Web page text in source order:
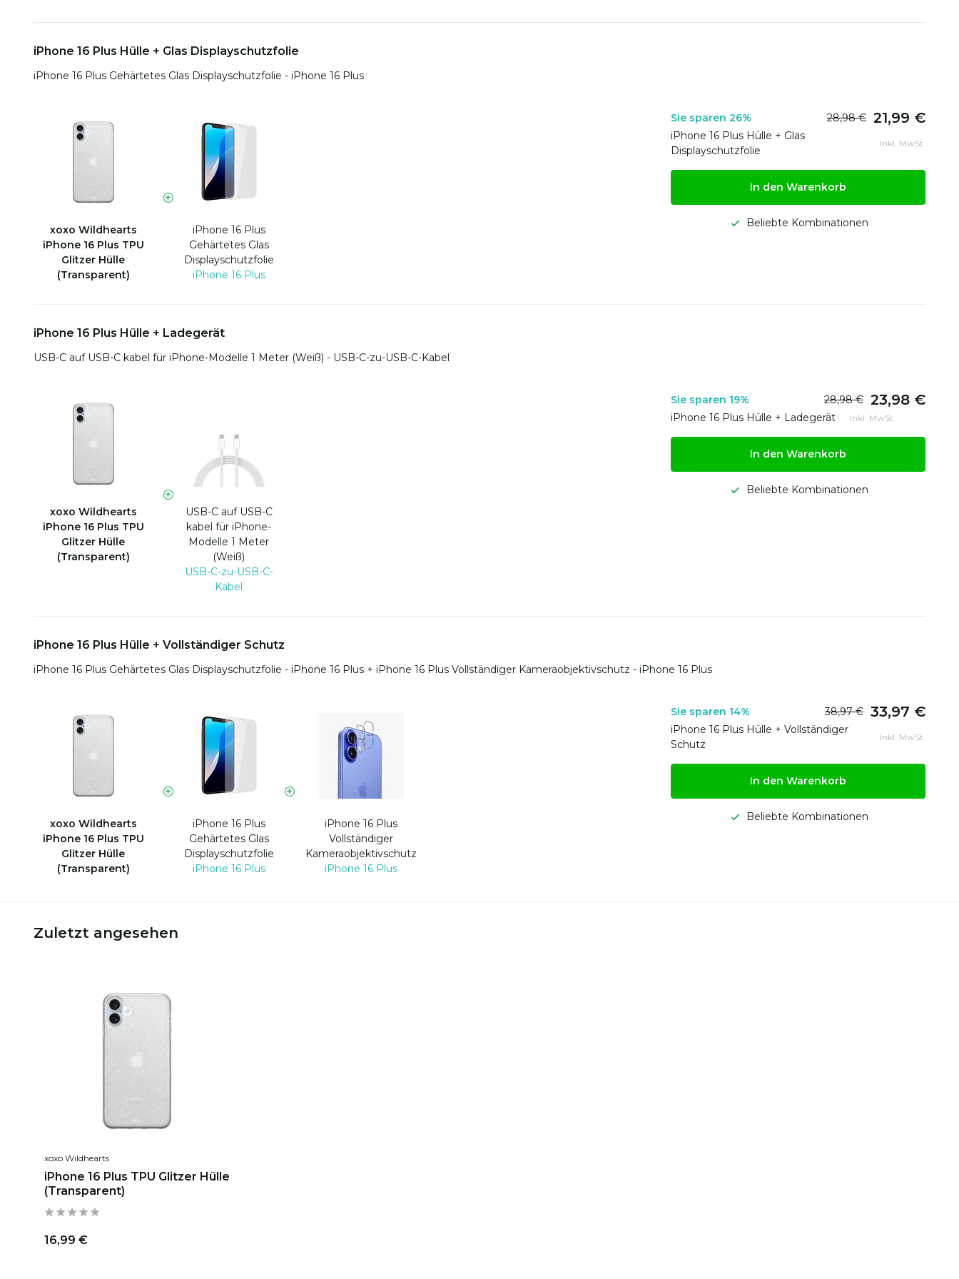
iPhone 16 Plus Hülle + Glas Displayschutzfolie
iPhone 16 Plus Gehärtetes Glas Displayschutzfolie - iPhone 16 Plus
xoxo Wildhearts
iPhone 16 Plus TPU
Glitzer Hülle
(Transparent)
iPhone 16 Plus
Gehärtetes Glas
Displayschutzfolie
iPhone 16 Plus
Sie sparen 26% 28,98 € 21,99 €
iPhone 16 Plus Hülle + Glas
Displayschutzfolie
Inkl. MwSt.
In den Warenkorb
Beliebte Kombinationen
iPhone 16 Plus Hülle + Ladegerät
USB-C auf USB-C kabel für iPhone-Modelle 1 Meter (Weiß) - USB-C-zu-USB-C-Kabel
xoxo Wildhearts
iPhone 16 Plus TPU
Glitzer Hülle
(Transparent)
USB-C auf USB-C
kabel für iPhone-
Modelle 1 Meter
(Weiß)
USB-C-zu-USB-C-
Kabel
Sie sparen 19% 28,98 € 23,98 €
iPhone 16 Plus Hülle + Ladegerät Inkl. MwSt.
In den Warenkorb
Beliebte Kombinationen
iPhone 16 Plus Hülle + Vollständiger Schutz
iPhone 16 Plus Gehärtetes Glas Displayschutzfolie - iPhone 16 Plus + iPhone 16 Plus Vollständiger Kameraobjektivschutz - iPhone 16 Plus
xoxo Wildhearts
iPhone 16 Plus TPU
Glitzer Hülle
(Transparent)
iPhone 16 Plus
Gehärtetes Glas
Displayschutzfolie
iPhone 16 Plus
iPhone 16 Plus
Vollständiger
Kameraobjektivschutz
iPhone 16 Plus
Sie sparen 14% 38,97 € 33,97 €
iPhone 16 Plus Hülle + Vollständiger
Schutz
Inkl. MwSt.
In den Warenkorb
Beliebte Kombinationen
Zuletzt angesehen
xoxo Wildhearts
iPhone 16 Plus TPU Glitzer Hülle
(Transparent)
16,99 €